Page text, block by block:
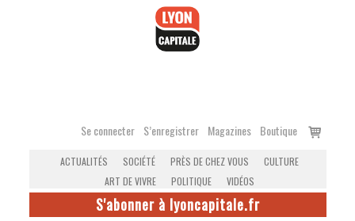
Se connecter S’enregistrer Magazines Boutique
Voir
ACTUALITÉS SOCIÉTÉ PRÈS DE CHEZ VOUS
CULTURE
ART DE VIVRE
POLITIQUE VIDÉOS
S'abonner à lyoncapitale.fr